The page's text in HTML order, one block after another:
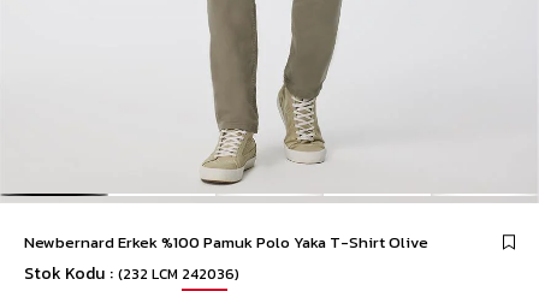
Newbernard Erkek %100 Pamuk Polo Yaka T-Shirt Olive
Stok Kodu (232 LCM 242036)